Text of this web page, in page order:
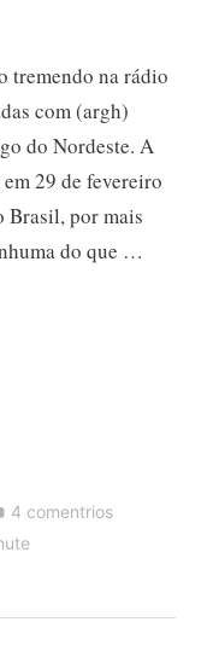
tremendo na rádio
com (argh)
do Nordeste. A
29 de fevereiro
Brasil, por mais
do que …
4 comentrios